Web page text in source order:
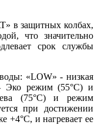
в защитных колбах,
что значительно
срок службы
«LOW» - низкая
- Эко режим (55°С) и
(75°C) и режим
при достижении
+4°С, и нагревает ее